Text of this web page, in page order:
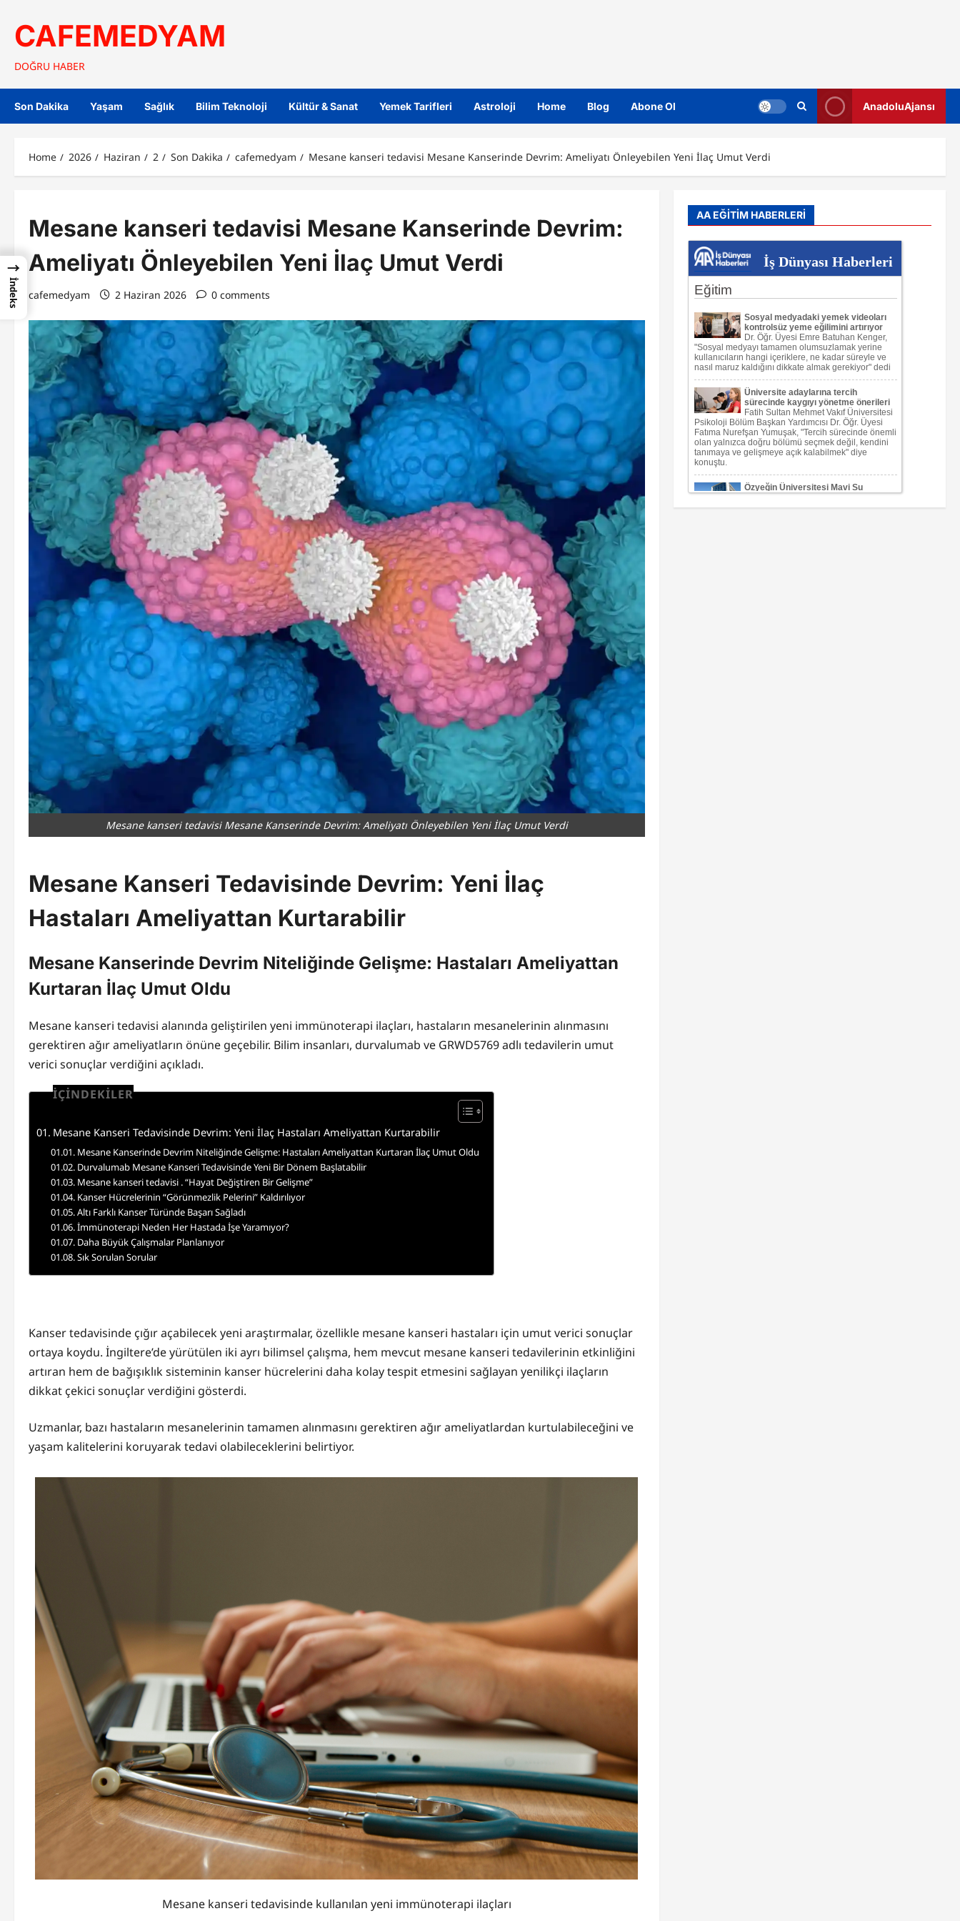
content
CAFEMEDYAM
DOĞRU HABER
Son Dakika Yaşam Sağlık Bilim Teknoloji Kültür & Sanat Yemek Tarifleri Astroloji Home Blog Abone Ol AnadoluAjansı
Home 2026 Haziran 2 Son Dakika cafemedyam Mesane kanseri tedavisi Mesane Kanserinde Devrim: Ameliyatı Önleyebilen Yeni İlaç Umut Verdi
Mesane kanseri tedavisi Mesane Kanserinde Devrim:
Ameliyatı Önleyebilen Yeni İlaç Umut Verdi
cafemedyam 2 Haziran 2026 0 comments
Mesane kanseri tedavisi Mesane Kanserinde Devrim: Ameliyatı Önleyebilen Yeni İlaç Umut Verdi
Mesane Kanseri Tedavisinde Devrim: Yeni İlaç
Hastaları Ameliyattan Kurtarabilir
Mesane Kanserinde Devrim Niteliğinde Gelişme: Hastaları Ameliyattan
Kurtaran İlaç Umut Oldu
Mesane kanseri tedavisi alanında geliştirilen yeni immünoterapi ilaçları, hastaların mesanelerinin alınmasını
gerektiren ağır ameliyatların önüne geçebilir. Bilim insanları, durvalumab ve GRWD5769 adlı tedavilerin umut
verici sonuçlar verdiğini açıkladı.
İÇİNDEKİLER
Mesane Kanseri Tedavisinde Devrim: Yeni İlaç Hastaları Ameliyattan Kurtarabilir
Mesane Kanserinde Devrim Niteliğinde Gelişme: Hastaları Ameliyattan Kurtaran İlaç Umut Oldu
Durvalumab Mesane Kanseri Tedavisinde Yeni Bir Dönem Başlatabilir
Mesane kanseri tedavisi . “Hayat Değiştiren Bir Gelişme”
Kanser Hücrelerinin “Görünmezlik Pelerini” Kaldırılıyor
Altı Farklı Kanser Türünde Başarı Sağladı
İmmünoterapi Neden Her Hastada İşe Yaramıyor?
Daha Büyük Çalışmalar Planlanıyor
Sık Sorulan Sorular
Kanser tedavisinde çığır açabilecek yeni araştırmalar, özellikle mesane kanseri hastaları için umut verici sonuçlar
ortaya koydu. İngiltere’de yürütülen iki ayrı bilimsel çalışma, hem mevcut mesane kanseri tedavilerinin etkinliğini
artıran hem de bağışıklık sisteminin kanser hücrelerini daha kolay tespit etmesini sağlayan yenilikçi ilaçların
dikkat çekici sonuçlar verdiğini gösterdi.
Uzmanlar, bazı hastaların mesanelerinin tamamen alınmasını gerektiren ağır ameliyatlardan kurtulabileceğini ve
yaşam kalitelerini koruyarak tedavi olabileceklerini belirtiyor.
Mesane kanseri tedavisinde kullanılan yeni immünoterapi ilaçları
AA EĞİTİM HABERLERİ
İş Dünyası Haberleri
→
İndeks